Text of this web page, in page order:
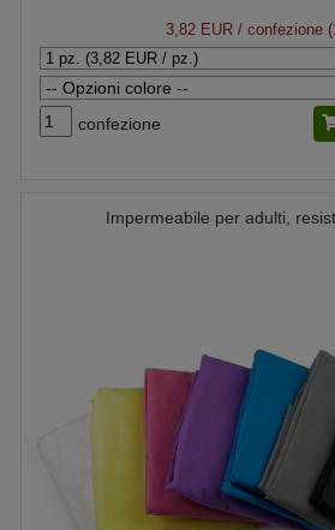
3,82 EUR / confezione
confezione
Impermeabile per adulti,